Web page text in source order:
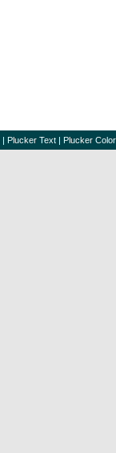
| Plucker Text | Plucker Color